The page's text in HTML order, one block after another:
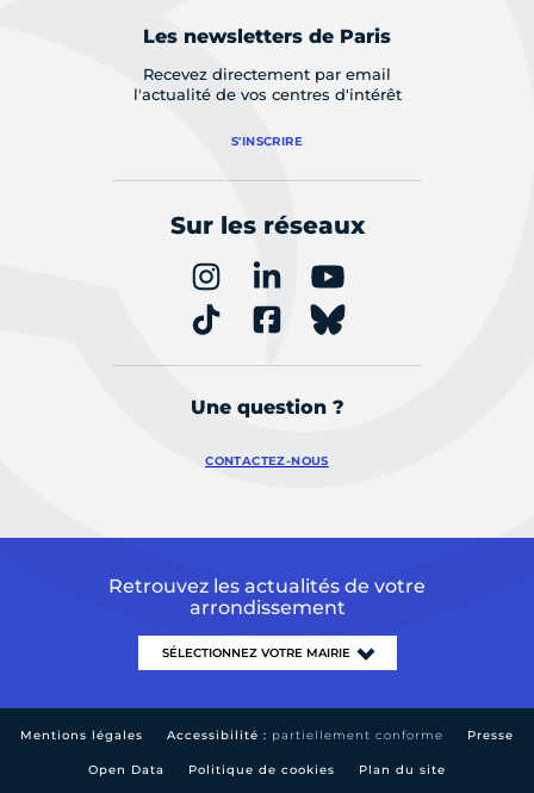
Les newsletters de Paris
Recevez directement par email
l'actualité de vos centres d'intérêt
S'INSCRIRE
Sur les réseaux
Une question ?
CONTACTEZ-NOUS
Retrouvez les actualités de votre
arrondissement
Mentions légales Accessibilité : partiellement conforme Presse
Open Data Politique de cookies Plan du site